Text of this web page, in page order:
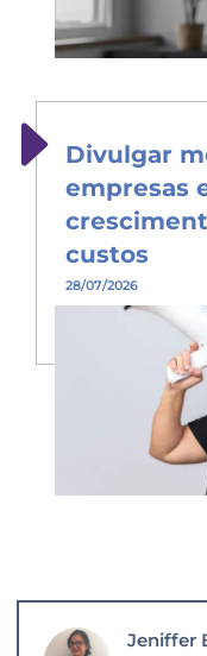
Divulgar
empresas
custos
28/07/2026
Jeniffer